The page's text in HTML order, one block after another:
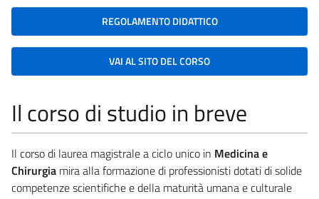
REGOLAMENTO DIDATTICO
VAI AL SITO DEL CORSO
Il corso di studio in breve
Il corso di laurea magistrale a ciclo unico in Medicina e
Chirurgia mira alla formazione di professionisti dotati di solide
competenze scientifiche e della maturità umana e culturale